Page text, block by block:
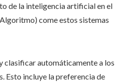
de la inteligencia artificial en el
come estos sistemas
clasificar automáticamente a los
Esto incluye la preferencia de